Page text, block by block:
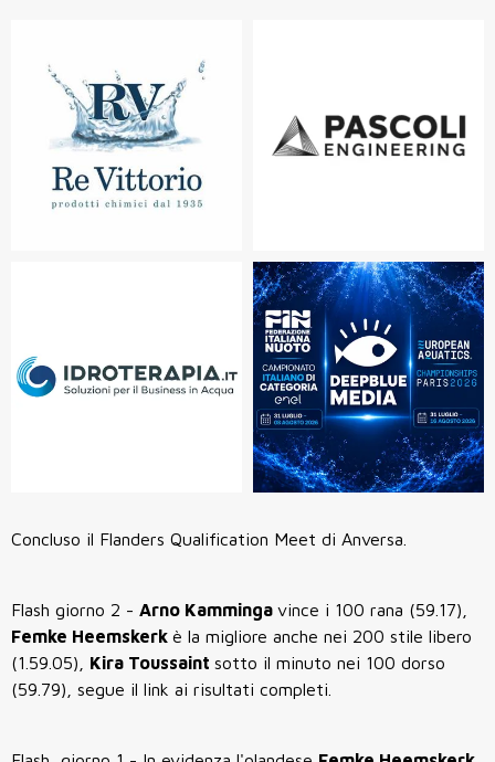
Concluso il Flanders Qualification Meet di Anversa.
Flash giorno 2 - Arno Kamminga vince i 100 rana (59.17),
Femke Heemskerk è la migliore anche nei 200 stile libero
(1.59.05), Kira Toussaint sotto il minuto nei 100 dorso
(59.79), segue il link ai risultati completi.